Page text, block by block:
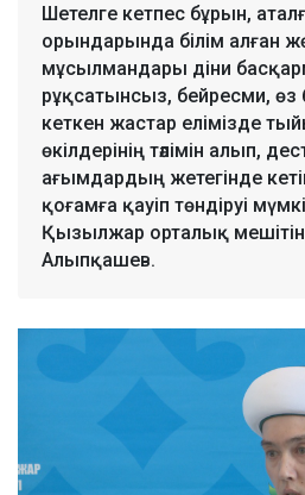
Шетелге кетпес бұрын,
орындарында білім алған
мұсылмандары діни
рұқсатынсыз, бейресми, өз
кеткен жастар елімізде
өкілдерінің тәлімін алып,
ағымдардың жетегінде
қоғамға қауіп төндіруі
Қызылжар орталық
Алыпқашев.